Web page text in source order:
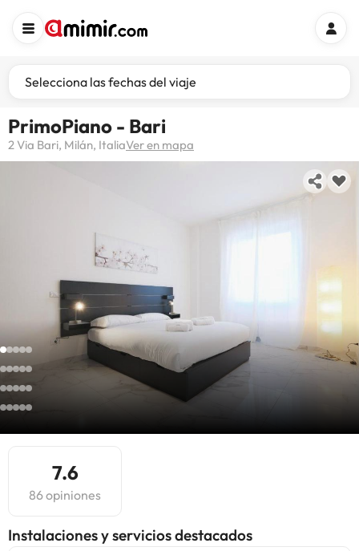
Selecciona las fechas del viaje
PrimoPiano - Bari
2 Via Bari, Milán, ItaliaVer en mapa
7.6
86 opiniones
Instalaciones y servicios destacados